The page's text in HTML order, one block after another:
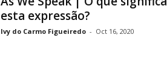
esta expressão?
Ivy do Carmo Figueiredo - Oct 16, 2020